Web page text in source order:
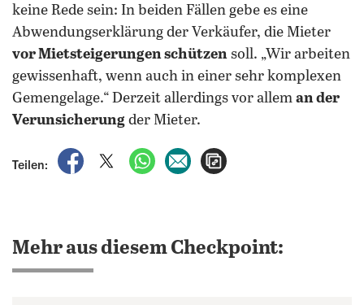
keine Rede sein: In beiden Fällen gebe es eine
Abwendungserklärung der Verkäufer, die Mieter
vor Mietsteigerungen schützen soll. „Wir arbeiten
gewissenhaft, wenn auch in einer sehr komplexen
Gemengelage.“ Derzeit allerdings vor allem an der
Verunsicherung der Mieter.
Teilen:
auf Facebook teilen
auf X teilenper WhatsApp teilen
per E-Mail teilen
Mehr aus diesem Checkpoint: